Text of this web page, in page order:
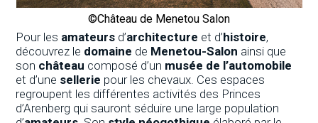
©Château de Menetou Salon
Pour les amateurs d’architecture et d’histoire,
découvrez le domaine de Menetou-Salon ainsi que
son château composé d’un musée de l’automobile
et d’une sellerie pour les chevaux. Ces espaces
regroupent les différentes activités des Princes
d’Arenberg qui sauront séduire une large population